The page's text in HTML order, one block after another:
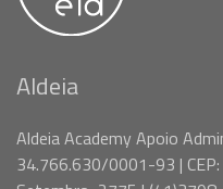
Aldeia
Aldeia Academy Apoio
34.766.630/0001-93 |